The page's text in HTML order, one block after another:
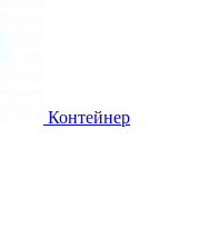
Контейнер